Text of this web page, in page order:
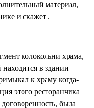
материал,
и скажет .
колокольни храма,
в здании
к храму когда-
этого ресторанчика
договоренность, была